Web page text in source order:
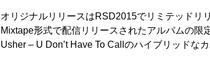
オリジナルリリースはRSD2015でリミテッドリ
Mixtape形式で配信リリースされたアルバムの限
Usher – U Don’t Have To Callのハイブリッドな